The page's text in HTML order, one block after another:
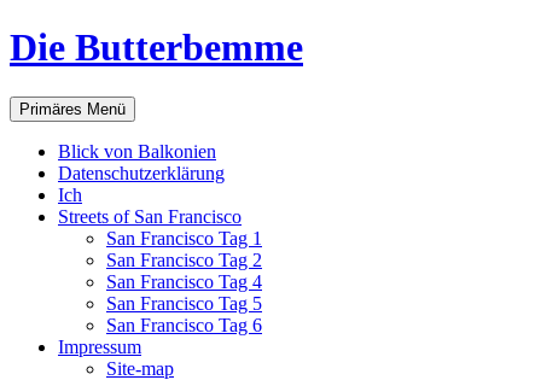
Zum
Inhalt
Die Butterbemme
Suchen
Primäres Menü
Blick von Balkonien
Datenschutzerklärung
Ich
Streets of San Francisco
San Francisco Tag 1
San Francisco Tag 2
San Francisco Tag 4
San Francisco Tag 5
San Francisco Tag 6
Impressum
Site-map